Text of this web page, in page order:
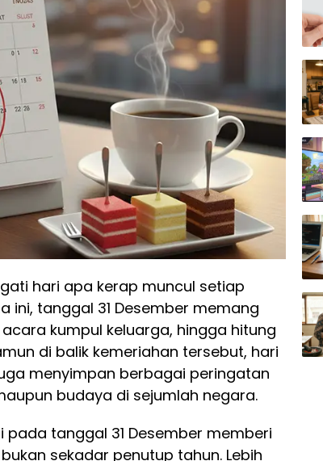
hari apa kerap muncul setiap
ini, tanggal 31 Desember memang
kumpul keluarga, hingga hitung
di balik kemeriahan tersebut, hari
menyimpan berbagai peringatan
budaya di sejumlah negara.
tanggal 31 Desember memberi
sekadar penutup tahun. Lebih